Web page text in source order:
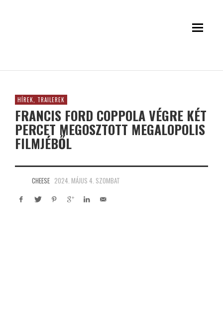
HÍREK, TRAILEREK
FRANCIS FORD COPPOLA VÉGRE KÉT
PERCET MEGOSZTOTT MEGALOPOLIS
FILMJÉBŐL
CHEESE 2024. MÁJUS 4. SZOMBAT